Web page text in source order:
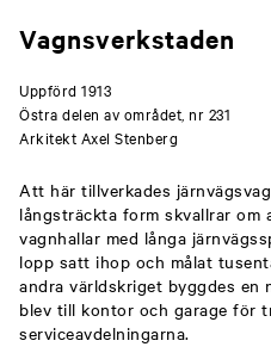
Vagnsverkstaden
Uppförd 1913
Östra delen av området, nr 231
Arkitekt Axel Stenberg
Att här tillverkades
långsträckta form skvallrar
vagnhallar med långa
lopp satt ihop och målat
andra världskriget byggdes en
blev till kontor och garage för
serviceavdelningarna.